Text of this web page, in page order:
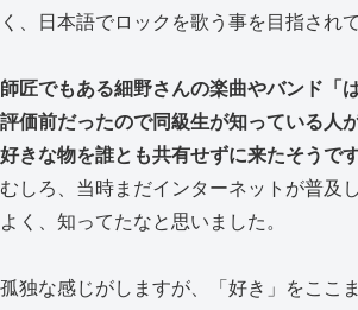
く、日本語でロックを歌う事を目指され
師匠でもある細野さんの楽曲やバンド「
評価前だったので同級生が知っている人
好きな物を誰とも共有せずに来たそうです
むしろ、当時まだインターネットが普及
よく、知ってたなと思いました。
孤独な感じがしますが、「好き」をここ